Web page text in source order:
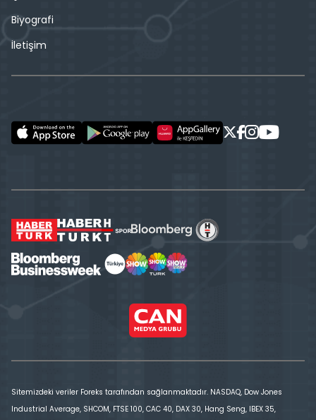
Biyografi
İletişim
Sitemizdeki veriler Foreks tarafından sağlanmaktadır. NASDAQ, Dow Jones
Industrial Average, SHCOM, FTSE 100, CAC 40, DAX 30, Hang Seng, IBEX 35,